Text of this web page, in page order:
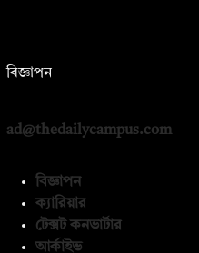
বিজ্ঞাপন
ad@thedailycampus.com
বিজ্ঞাপন
ক্যারিয়ার
টেক্সট কনভার্টার
আর্কাইভ